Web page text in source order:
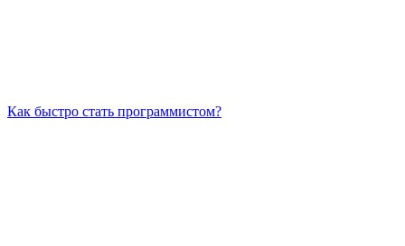
Как быстро стать программистом?